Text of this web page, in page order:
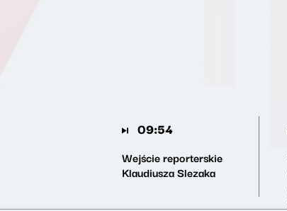
09:54
Wejście reporterskie
Klaudiusza Slezaka